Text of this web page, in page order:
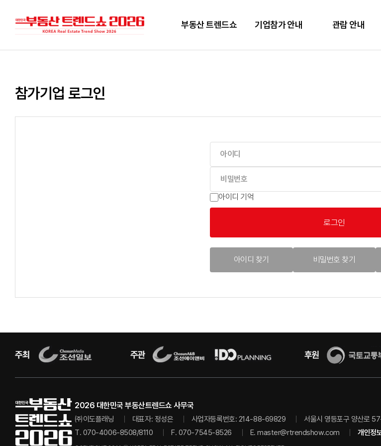
부동산 트렌드쇼 기업참가 안내 관람 안내
참가기업 로그인
아이디 기억
로그인
아이디 찾기 비밀번호 찾기
2026 대한민국 부동산트렌드쇼 사무국
㈜이도플래닝 대표자: 정성은 사업자등록번호: 214-88-69829
서울시 영등포구 양산로
T. 070-4006-8508/8110
F. 070-7545-8526 E.master@rtrendshow.com 개인정